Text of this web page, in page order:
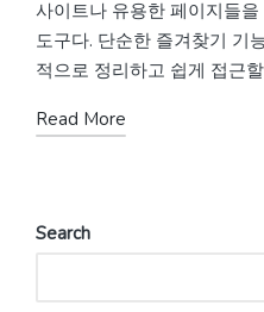
사이트나 유용한 페이지들
도구다. 단순한 즐겨찾기 기
적으로 정리하고 쉽게 접근
Read More
Search